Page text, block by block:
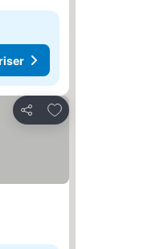
Del
Føj til favoritter